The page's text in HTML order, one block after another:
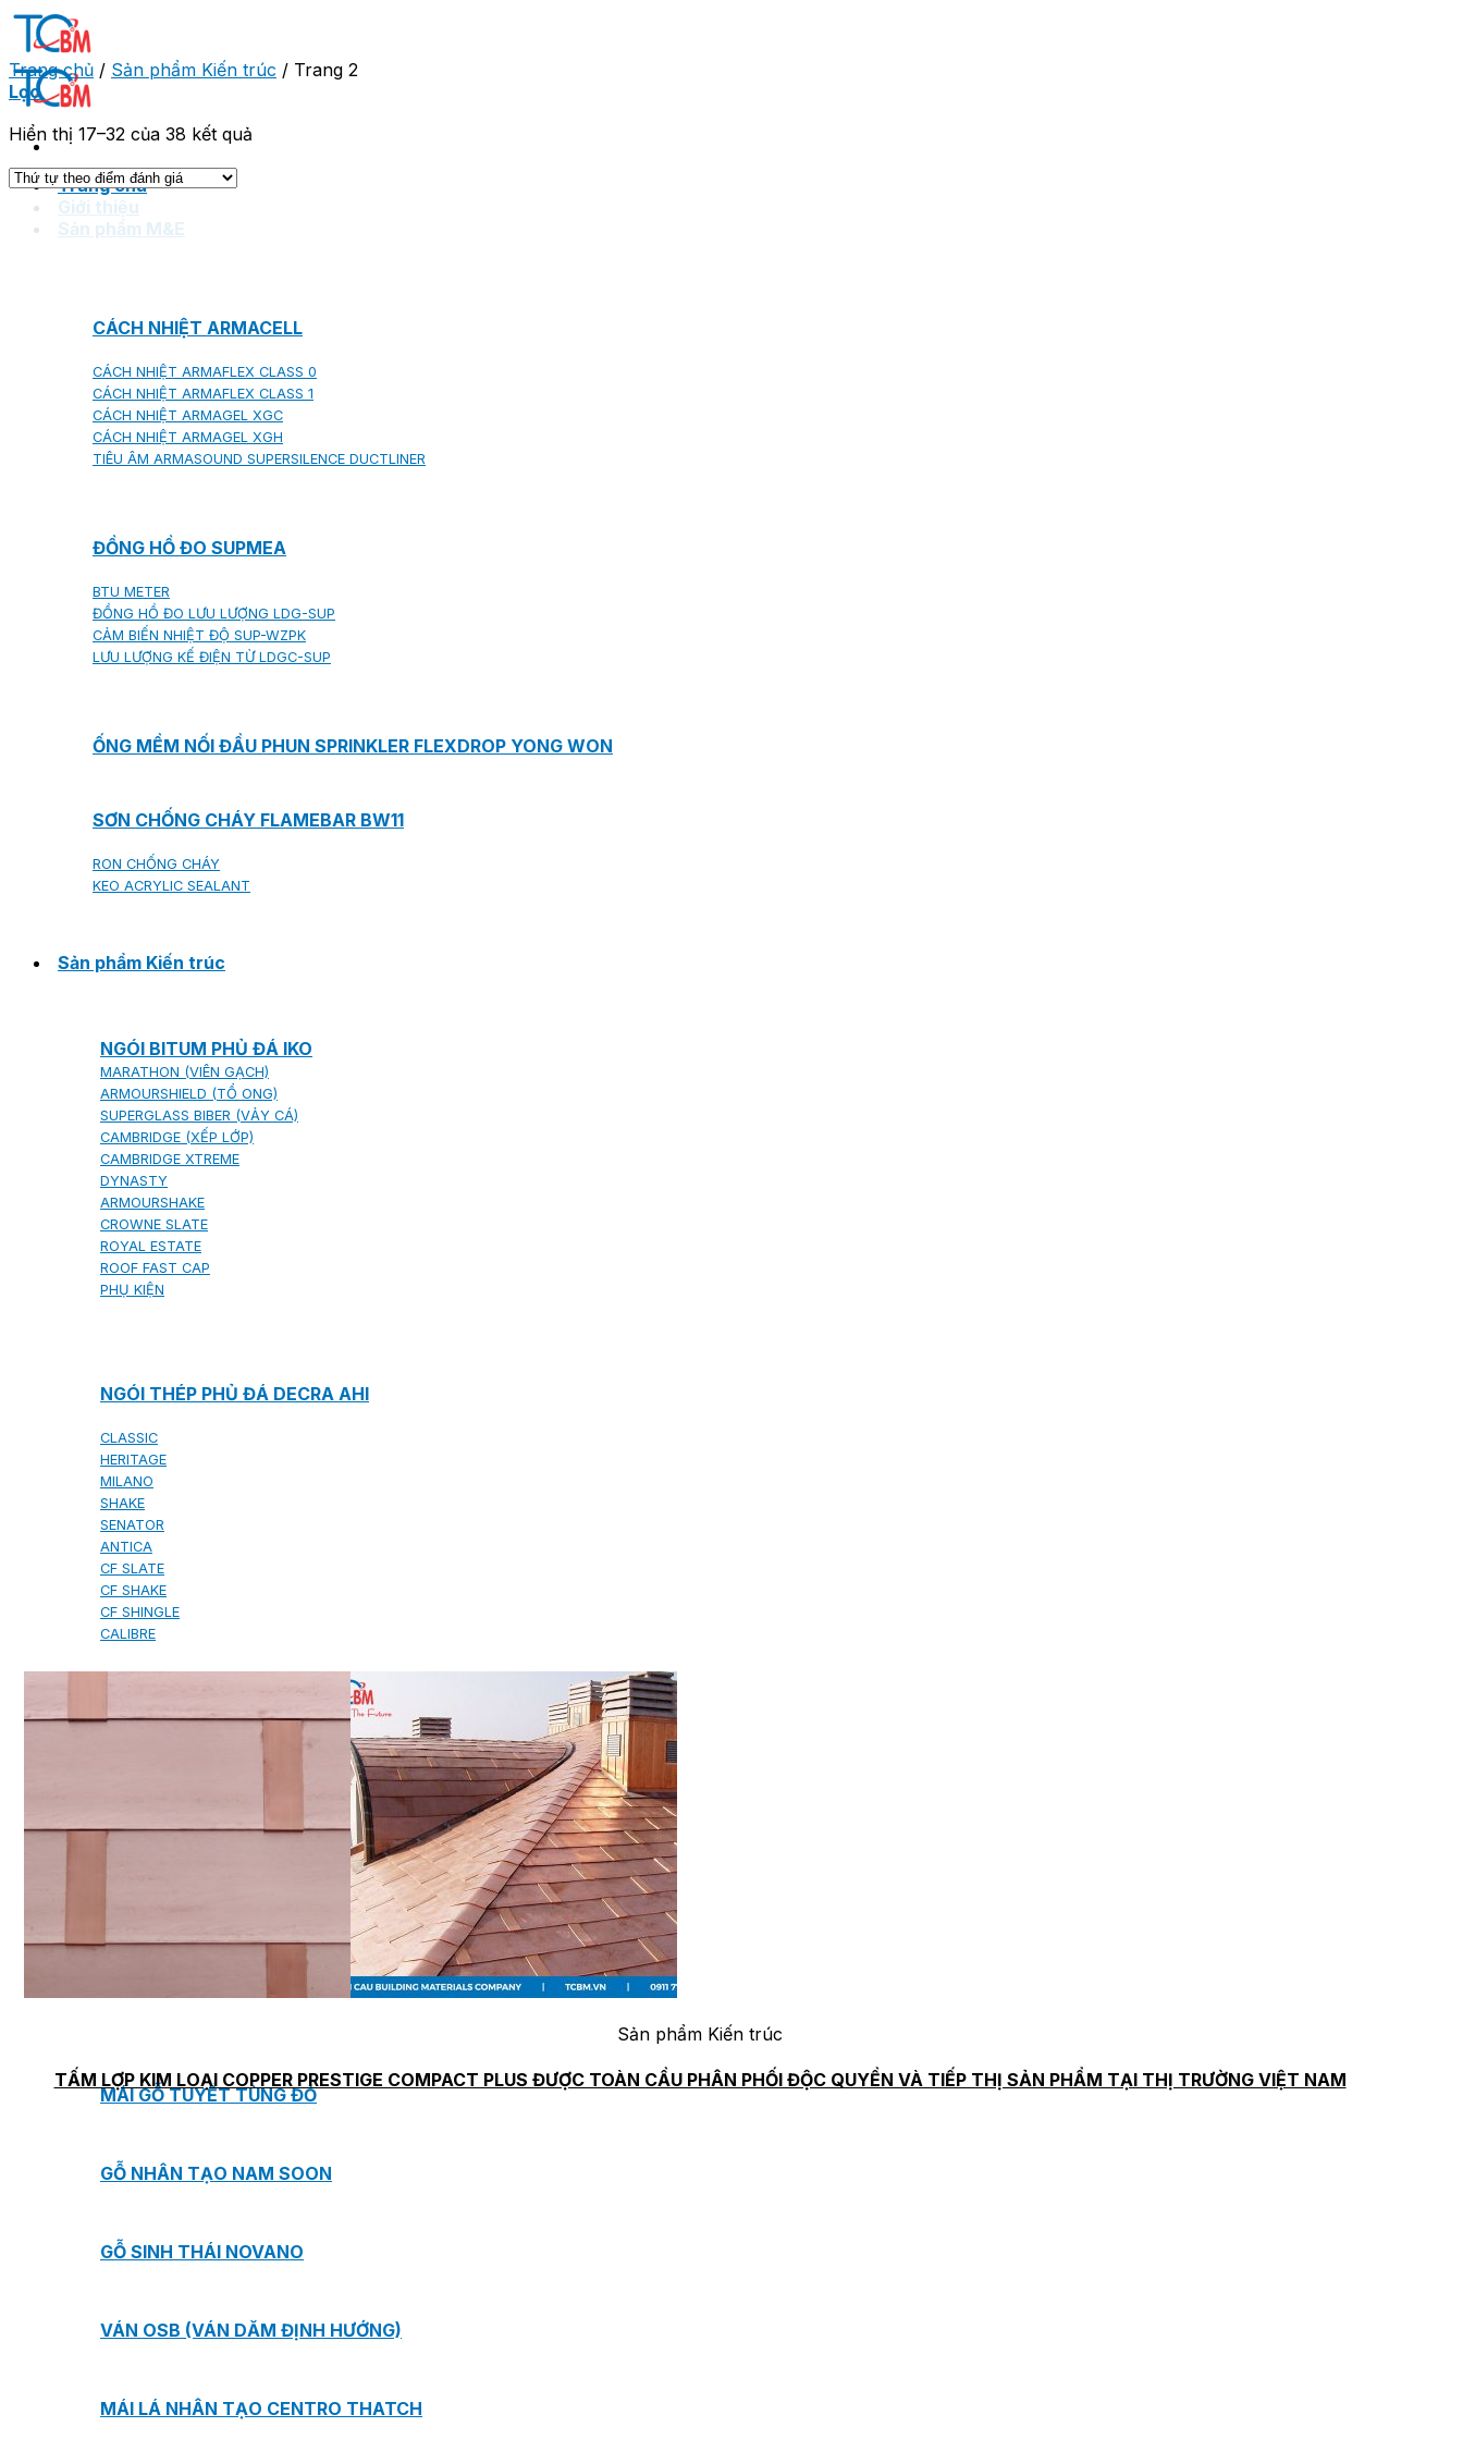
Skip
content
Trang chủ
Giới thiệu
Sản phẩm M&E
CÁCH NHIỆT ARMACELL
CÁCH NHIỆT ARMAFLEX CLASS 0
CÁCH NHIỆT ARMAFLEX CLASS 1
CÁCH NHIỆT ARMAGEL XGC
CÁCH NHIỆT ARMAGEL XGH
TIÊU ÂM ARMASOUND SUPERSILENCE DUCTLINER
ĐỒNG HỒ ĐO SUPMEA
BTU METER
ĐỒNG HỒ ĐO LƯU LƯỢNG LDG-SUP
CẢM BIẾN NHIỆT ĐỘ SUP-WZPK
LƯU LƯỢNG KẾ ĐIỆN TỪ LDGC-SUP
ỐNG MỀM NỐI ĐẦU PHUN SPRINKLER FLEXDROP YONG WON
SƠN CHỐNG CHÁY FLAMEBAR BW11
RON CHỐNG CHÁY
KEO ACRYLIC SEALANT
Sản phẩm Kiến trúc
NGÓI BITUM PHỦ ĐÁ IKO
MARATHON (VIÊN GẠCH)
ARMOURSHIELD (TỔ ONG)
SUPERGLASS BIBER (VẢY CÁ)
CAMBRIDGE (XẾP LỚP)
CAMBRIDGE XTREME
DYNASTY
ARMOURSHAKE
CROWNE SLATE
ROYAL ESTATE
ROOF FAST CAP
PHỤ KIỆN
NGÓI THÉP PHỦ ĐÁ DECRA AHI
CLASSIC
HERITAGE
MILANO
SHAKE
SENATOR
ANTICA
CF SLATE
CF SHAKE
CF SHINGLE
CALIBRE
TẤM LỢP KIM LOẠI
PREMIUM - COPPER PRESTIGE ULTIMETAL HD
PREMIUM - COPPER PRESTIGE COMPACT PLUS
PREMIUM - COPPER PRESTIGE ELITE
PREMIUM - COPPER PRESTIGE TRADITIONAL
TẤM ỐP TRẦN INFRATOP
MÁI GỖ TUYẾT TÙNG ĐỎ
GỖ NHÂN TẠO NAM SOON
GỖ SINH THÁI NOVANO
VÁN OSB (VÁN DĂM ĐỊNH HƯỚNG)
MÁI LÁ NHÂN TẠO CENTRO THATCH
Trang chủ / Sản phẩm Kiến trúc / Trang 2
Lọc
Hiển thị 17–32 của 38 kết quả
Sản phẩm Kiến trúc
TẤM LỢP KIM LOẠI COPPER PRESTIGE COMPACT PLUS ĐƯỢC TOÀN CẦU PHÂN PHỐI ĐỘC QUYỀN VÀ TIẾP THỊ SẢN PHẨM TẠI THỊ TRƯỜNG VIỆT NAM